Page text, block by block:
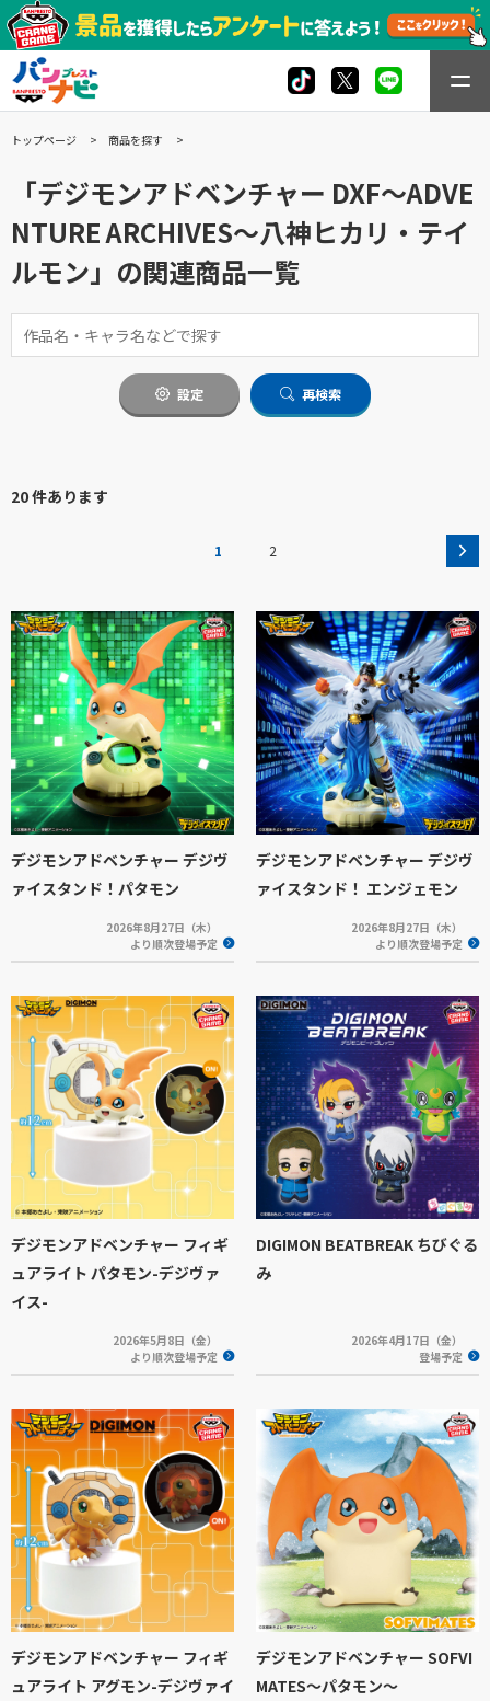
トップページ 商品を探す
「デジモンアドベンチャー DXF～ADVE
NTURE ARCHIVES～八神ヒカリ・テイ
ルモン」の関連商品一覧
設定 再検索
20 件あります
1 2
デジモンアドベンチャー デジヴ
ァイスタンド！パタモン
2026年8月27日（木）
より順次登場予定
デジモンアドベンチャー デジヴ
ァイスタンド！ エンジェモン
2026年8月27日（木）
より順次登場予定
デジモンアドベンチャー フィギ
ュアライト パタモン-デジヴァ
イス-
2026年5月8日（金）
より順次登場予定
DIGIMON BEATBREAK ちびぐる
み
2026年4月17日（金）
登場予定
デジモンアドベンチャー フィギ
ュアライト アグモン-デジヴァイ
デジモンアドベンチャー SOFVI
MATES～パタモン～